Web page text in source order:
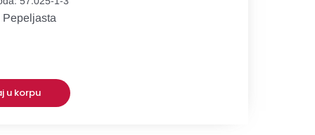
Pepeljasta
u korpu